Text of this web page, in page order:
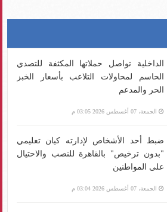
الداخلية تواصل حملاتها المكثفة للتصدي
الحاسم لمحاولات التلاعب بأسعار الخبز
الحر والمدعم
الجمعة، 07 أغسطس 2026 03:05 م
ضبط أحد الأشخاص لإدارته كيان تعليمي
"بدون ترخيص" بالقاهرة للنصب والاحتيال
على المواطنين
الجمعة، 07 أغسطس 2026 03:04 م